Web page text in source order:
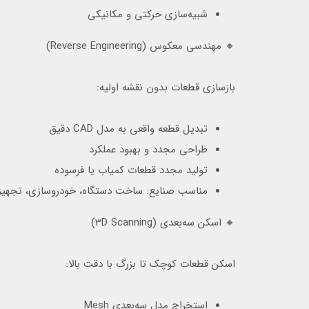
شبیه‌سازی حرکتی و مکانیکی
🔸 مهندسی معکوس (Reverse Engineering)
بازسازی قطعات بدون نقشه اولیه:
تبدیل قطعه واقعی به مدل CAD دقیق
طراحی مجدد و بهبود عملکرد
تولید مجدد قطعات کمیاب یا فرسوده
مناسب صنایع: ساخت دستگاه، خودروسازی،
🔸 اسکن سه‌بعدی (3D Scanning)
اسکن قطعات کوچک تا بزرگ با دقت بالا:
استخراج مدل سه‌بعدی Mesh